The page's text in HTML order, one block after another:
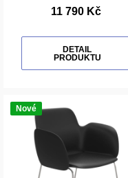
11 790 Kč
DETAIL
PRODUKTU
Nové